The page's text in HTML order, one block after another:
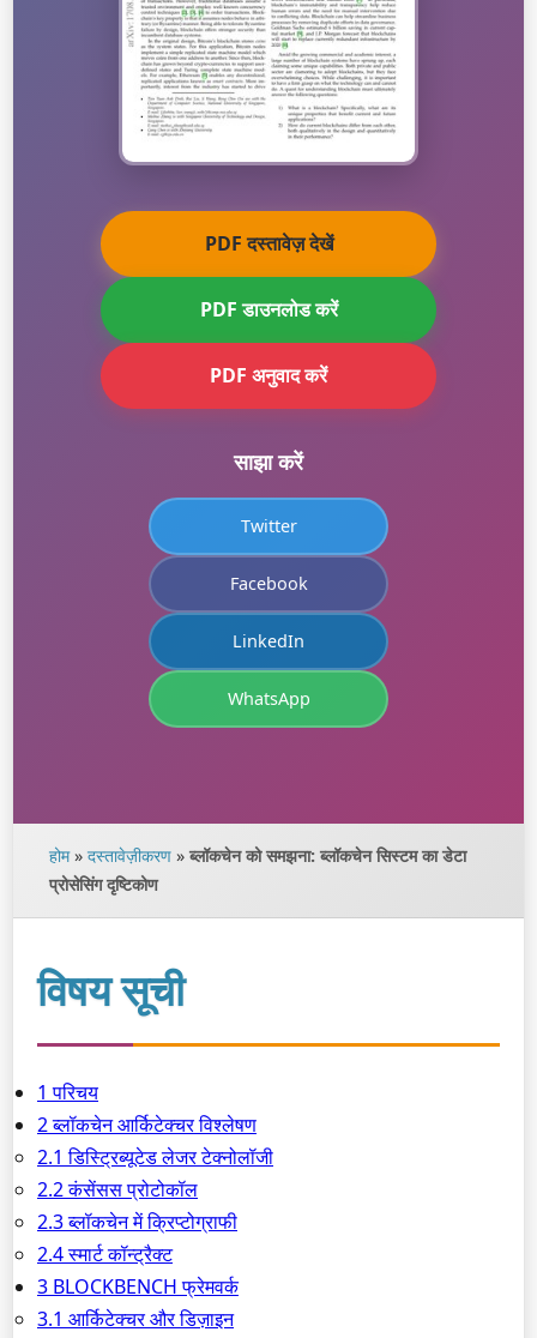
PDF दस्तावेज़ देखें
PDF डाउनलोड करें
PDF अनुवाद करें
साझा करें
Twitter
Facebook
LinkedIn
WhatsApp
होम» दस्तावेज़ीकरण » ब्लॉकचेन को समझना: ब्लॉकचेन सिस्टम का डेटा
प्रोसेसिंग दृष्टिकोण
विषय सूची
1 परिचय
2 ब्लॉकचेन आर्किटेक्चर विश्लेषण
2.1 डिस्ट्रिब्यूटेड लेजर टेक्नोलॉजी
2.2 कंसेंसस प्रोटोकॉल
2.3 ब्लॉकचेन में क्रिप्टोग्राफी
2.4 स्मार्ट कॉन्ट्रैक्ट
3 BLOCKBENCH फ्रेमवर्क
3.1 आर्किटेक्चर और डिज़ाइन